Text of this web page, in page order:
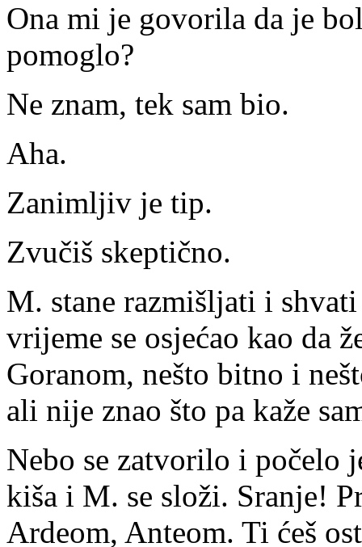
Ona mi je govorila da je
pomoglo?
Ne znam, tek sam bio.
Aha.
Zanimljiv je tip.
Zvučiš skeptično.
M. stane razmišljati i
vrijeme se osjećao kao da
Goranom, nešto bitno i
ali nije znao što pa kaže
Nebo se zatvorilo i počelo
kiša i M. se složi. Sranje!
Ardeom, Anteom. Ti ćeš